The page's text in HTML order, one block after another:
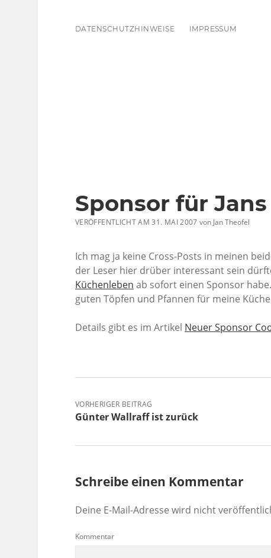
DATENSCHUTZHINWEISE IMPRESSUM
Sponsor für
VERÖFFENTLICHT AM 31. MAI 2007von Jan Theofel
Ich mag ja keine Cross-Posts in meinen
der Leser hier drüber interessant sein
Küchenleben ab sofort einen Sponsor
guten Töpfen und Pfannen für meine
Details gibt es im Artikel Neuer Sponsor
VORHERIGER BEITRAG
Günter Wallraff ist zurück
Schreibe einen Kommentar
Deine E-Mail-Adresse wird nicht
Kommentar